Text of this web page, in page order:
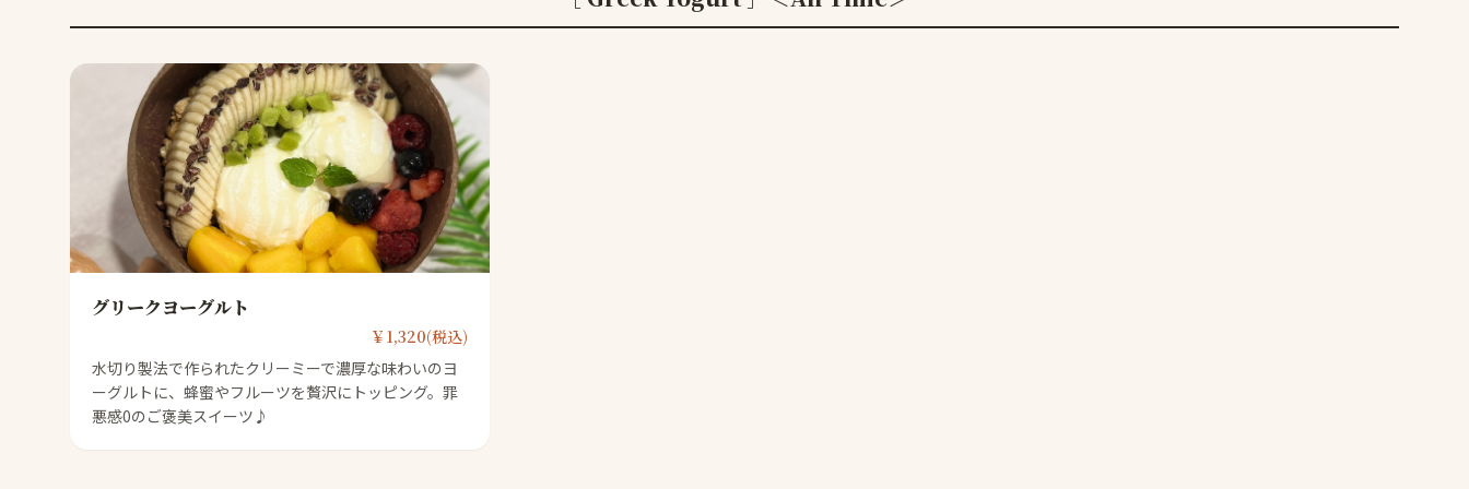
グリークヨーグルト
￥1,320(税込)
水切り製法で作られたクリーミーで濃厚な味わいのヨ
ーグルトに、蜂蜜やフルーツを贅沢にトッピング。罪
悪感0のご褒美スイーツ♪